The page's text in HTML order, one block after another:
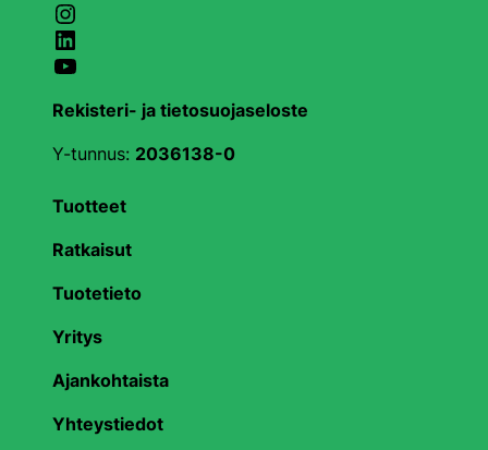
Instagram
LinkedIn
YouTube
Rekisteri- ja tietosuojaseloste
Y-tunnus: 2036138-0
Tuotteet
Ratkaisut
Tuotetieto
Yritys
Ajankohtaista
Yhteystiedot